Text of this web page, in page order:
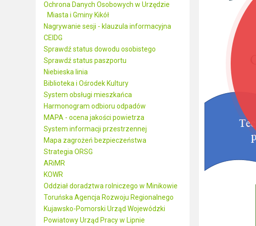
Ochrona Danych Osobowych w Urzędzie
Miasta i Gminy Kikół
Nagrywanie sesji - klauzula informacyjna
CEIDG
Sprawdź status dowodu osobistego
Sprawdź status paszportu
Niebieska linia
Biblioteka i Ośrodek Kultury
System obsługi mieszkańca
Harmonogram odbioru odpadów
MAPA - ocena jakości powietrza
System informacji przestrzennej
Mapa zagrożeń bezpieczeństwa
Strategia ORSG
ARiMR
KOWR
Oddział doradztwa rolniczego w Minikowie
Toruńska Agencja Rozwoju Regionalnego
Kujawsko-Pomorski Urząd Wojewódzki
Powiatowy Urząd Pracy w Lipnie